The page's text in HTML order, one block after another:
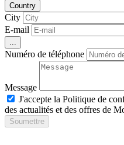
Country
City
E-mail
Numéro de téléphone
Message
J'accepte la Politique de
des actualités et des offres de
Soumettre